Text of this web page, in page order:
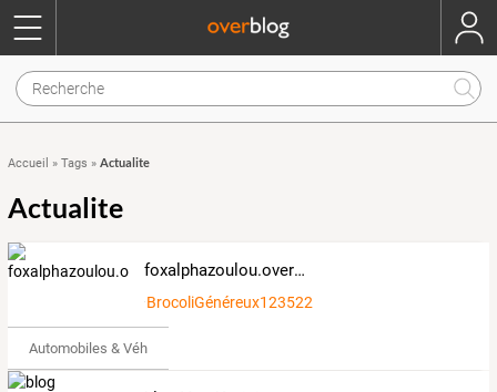
Accueil » Tags » Actualite
Actualite
foxalphazoulou.overblog.com
BrocoliGénéreux123522
Automobiles & Véhicules